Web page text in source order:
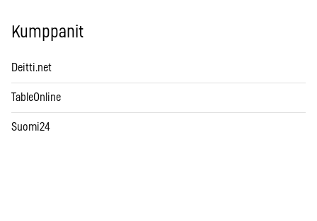
Kumppanit
Deitti.net
TableOnline
Suomi24